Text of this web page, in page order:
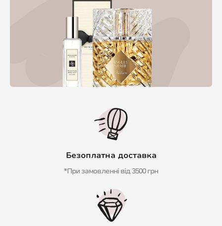
Безоплатна доставка
*При замовленні від 3500 грн